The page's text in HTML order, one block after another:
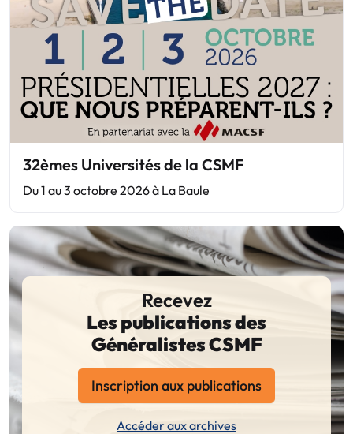
32èmes Universités de la CSMF
Du 1 au 3 octobre 2026 à La Baule
Recevez
Les publications des
Généralistes CSMF
Inscription aux publications
Accéder aux archives